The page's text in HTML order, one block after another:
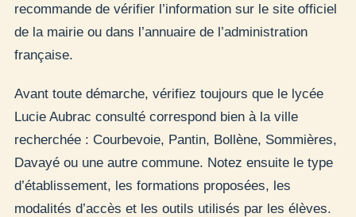
recommande de vérifier l’information sur le site officiel
de la mairie ou dans l’annuaire de l’administration
française.
Avant toute démarche, vérifiez toujours que le lycée
Lucie Aubrac consulté correspond bien à la ville
recherchée : Courbevoie, Pantin, Bollène, Sommières,
Davayé ou une autre commune. Notez ensuite le type
d’établissement, les formations proposées, les
modalités d’accès et les outils utilisés par les élèves.